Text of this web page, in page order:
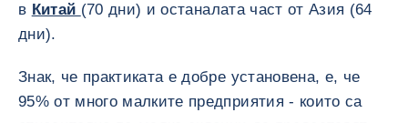
в Китай (70 дни) и останалата част от Азия (64
дни).
Знак, че практиката е добре установена, е, че
95% от много малките предприятия - които са